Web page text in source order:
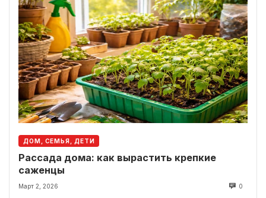
ДОМ, СЕМЬЯ, ДЕТИ
Рассада дома: как вырастить крепкие
саженцы
Март 2, 2026 0